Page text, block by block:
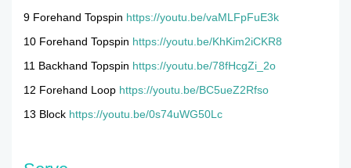
9 Forehand Topspin https://youtu.be/vaMLFpFuE3k
10 Forehand Topspin https://youtu.be/KhKim2iCKR8
11 Backhand Topspin https://youtu.be/78fHcgZi_2o
12 Forehand Loop https://youtu.be/BC5ueZ2Rfso
13 Block https://youtu.be/0s74uWG50Lc